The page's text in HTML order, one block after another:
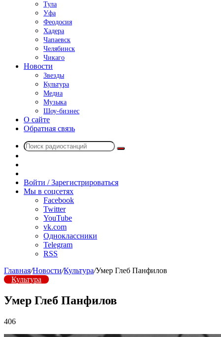
Тула
Уфа
Феодосия
Хадера
Чапаевск
Челябинск
Чикаго
Новости
Звезды
Культура
Медиа
Музыка
Шоу-бизнес
О сайте
Обратная связь
Поиск
радио
Войти / Зарегистрироваться
Мы в соцсетях
Facebook
Twitter
YouTube
vk.com
Одноклассники
Telegram
RSS
Главная/Новости/Культура/Умер Глеб Панфилов
Культура
Умер Глеб Панфилов
406